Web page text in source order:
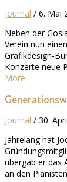
Journal / 6. Mai
Neben der
Verein nun
Grafikdesign-
Konzerte neue
More
Journal / 30.
Jahrelang hat
übergab er das
an den Pianisten